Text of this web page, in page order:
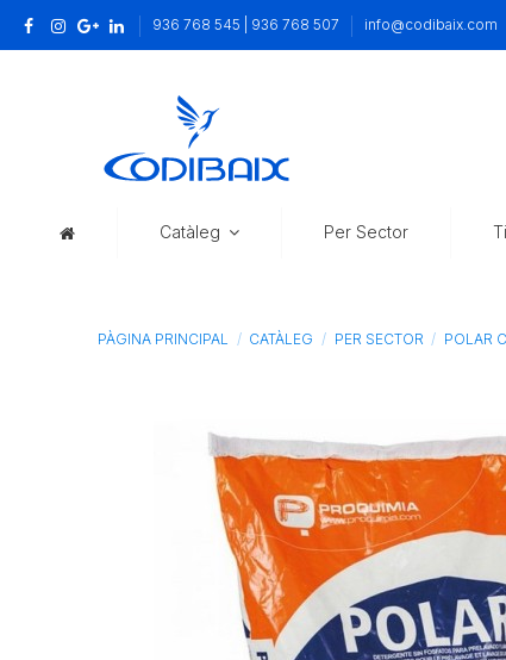
936 768 545 | 936 768 507 info@codibaix.com
Catàleg Per Sector
PÀGINA PRINCIPAL CATÀLEG PER SECTOR POLAR